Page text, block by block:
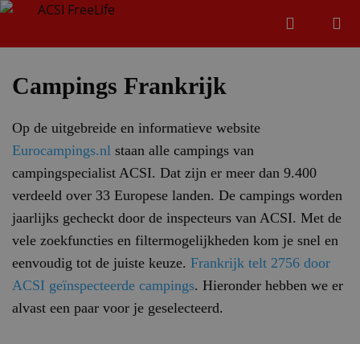
Campings Frankrijk
Op de uitgebreide en informatieve website
Eurocampings.nl staan alle campings van
campingspecialist ACSI. Dat zijn er meer dan 9.400
verdeeld over 33 Europese landen. De campings worden
jaarlijks gecheckt door de inspecteurs van ACSI. Met de
vele zoekfuncties en filtermogelijkheden kom je snel en
eenvoudig tot de juiste keuze. Frankrijk telt 2756 door
ACSI geïnspecteerde campings. Hieronder hebben we er
alvast een paar voor je geselecteerd.